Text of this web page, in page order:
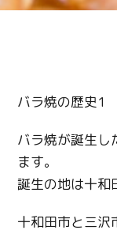
バラ焼の歴史1
バラ焼が誕生し
ます。
誕生の地は十和
十和田市と三